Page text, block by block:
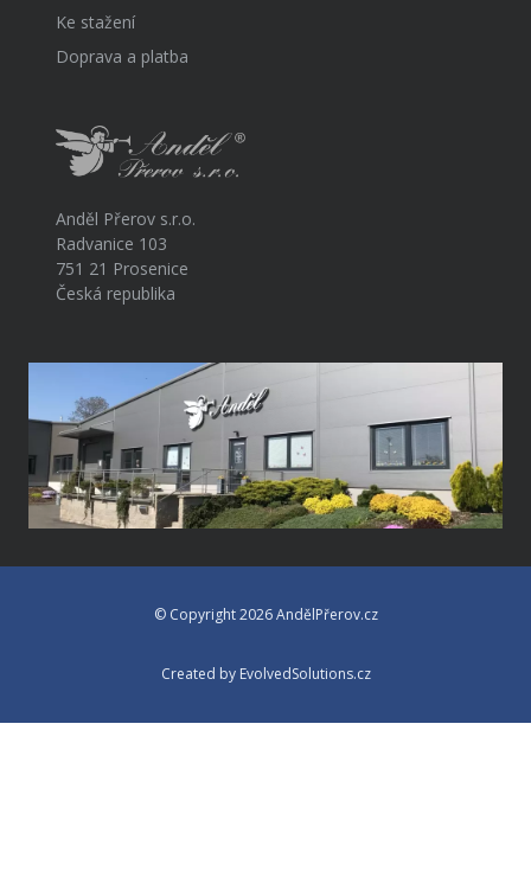
Ke stažení
Doprava a platba
Anděl Přerov s.r.o.
Radvanice 103
751 21 Prosenice
Česká republika
© Copyright 2026 AndělPřerov.cz
Created by EvolvedSolutions.cz